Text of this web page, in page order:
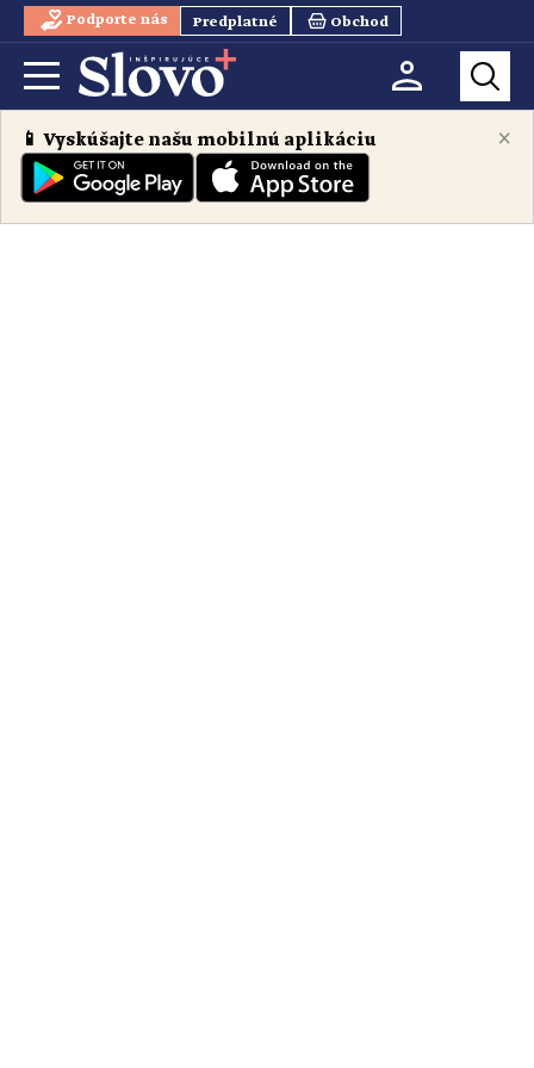
Podporte nás Predplatné Obchod
×
📱 Vyskúšajte našu mobilnú aplikáciu